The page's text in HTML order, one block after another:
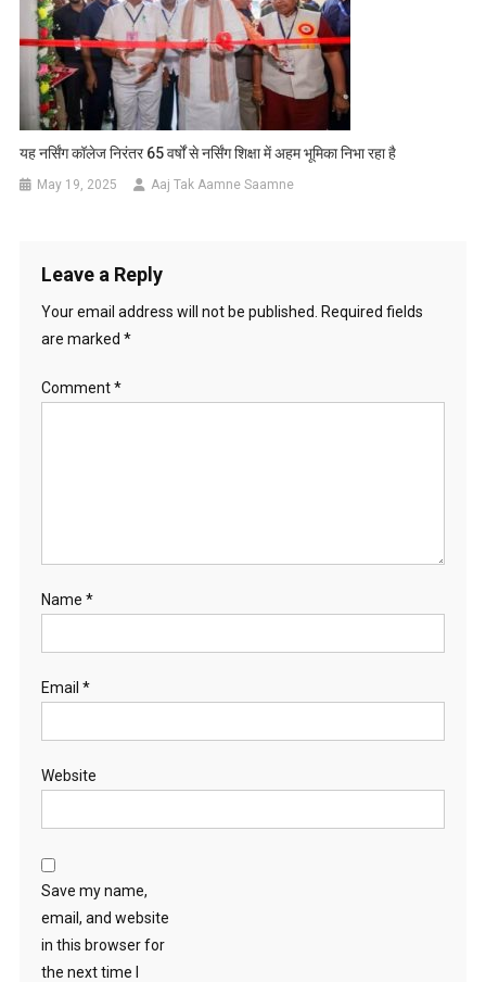
यह नर्सिंग कॉलेज निरंतर 65 वर्षों से नर्सिंग शिक्षा में अहम भूमिका निभा रहा है
May 19, 2025 Aaj Tak Aamne Saamne
Leave a Reply
Your email address will not be published.
Required fields
are marked *
Comment*
Name *
Email *
Website
Save my name,
email, and website
in this browser for
the next time I